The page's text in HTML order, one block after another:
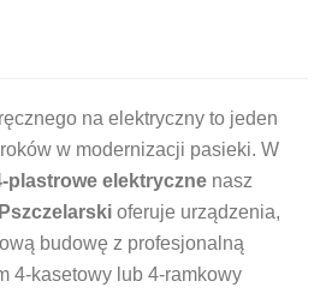
na elektryczny to jeden
w modernizacji pasieki. W
plastrowe elektryczne nasz
oferuje urządzenia,
budowę z profesjonalną
4-kasetowy lub 4-ramkowy